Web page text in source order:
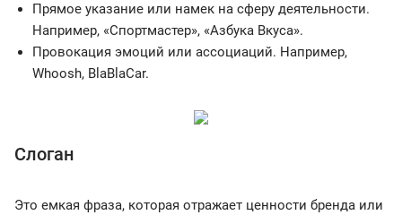
Прямое указание или намек на сферу деятельности.
Например, «Спортмастер», «Азбука Вкуса».
Провокация эмоций или ассоциаций. Например,
Whoosh, BlaBlaCar.
Слоган
Это емкая фраза, которая отражает ценности бренда или